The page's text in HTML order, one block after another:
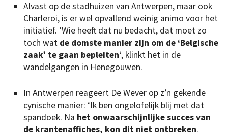
Alvast op de stadhuizen van Antwerpen, maar ook
Charleroi, is er wel opvallend weinig animo voor het
initiatief. ‘Wie heeft dat nu bedacht, dat moet zo
toch wat de domste manier zijn om de ‘Belgische
zaak’ te gaan bepleiten‘, klinkt het in de
wandelgangen in Henegouwen.
In Antwerpen reageert De Wever op z’n gekende
cynische manier: ‘Ik ben ongelofelijk blij met dat
spandoek. Na het onwaarschijnlijke succes van
de krantenaffiches, kon dit niet ontbreken.